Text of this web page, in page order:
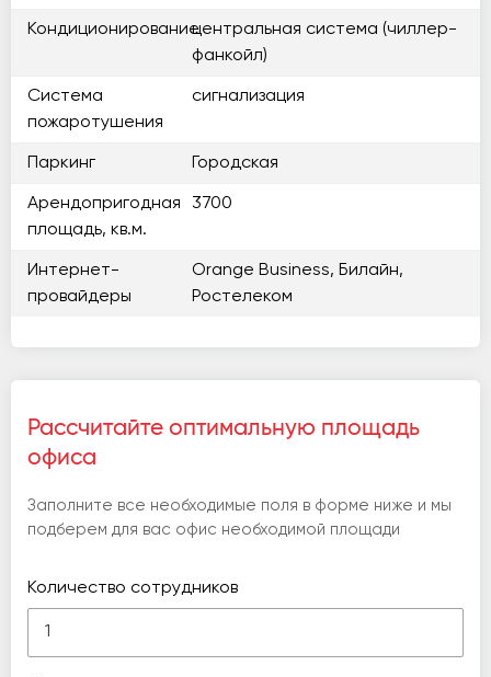
Кондиционированиецентральная система (чиллер-
фанкойл)
Система
пожаротушения
сигнализация
Паркинг Городская
Арендопригодная
площадь, кв.м.
3700
Интернет-
провайдеры
Orange Business, Билайн,
Ростелеком
Рассчитайте оптимальную площадь
офиса
Заполните все необходимые поля в форме ниже и мы
подберем для вас офис необходимой площади
Количество сотрудников